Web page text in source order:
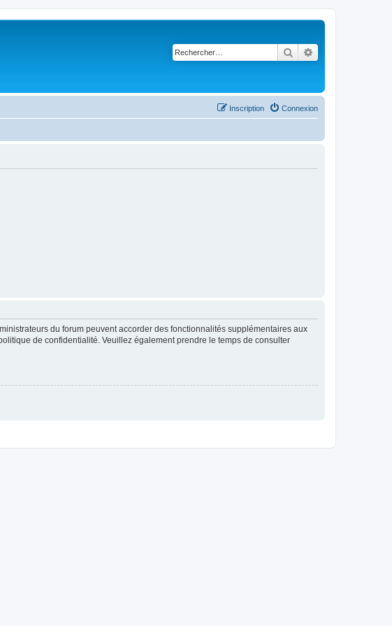
Rechercher
Connexion
Inscription
du forum peuvent accorder des fonctionnalités supplémentaires aux
de confidentialité. Veuillez également prendre le temps de consulter